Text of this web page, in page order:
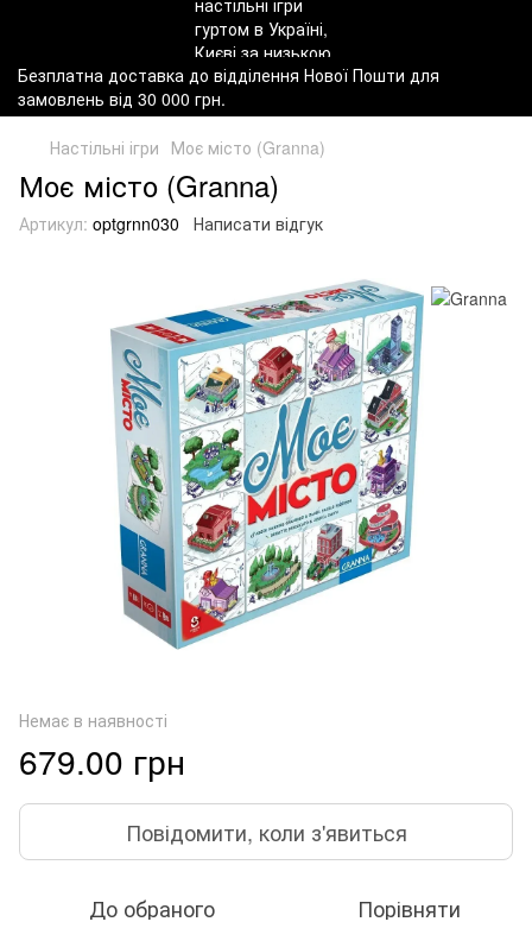
Безплатна доставка до відділення Нової Пошти для
замовлень від 30 000 грн.
Настільні ігри Моє місто (Granna)
Моє місто (Granna)
Артикул: optgrnn030 Написати відгук
Немає в наявності
679.00 грн
Повідомити, коли з'явиться
До обраного Порівняти